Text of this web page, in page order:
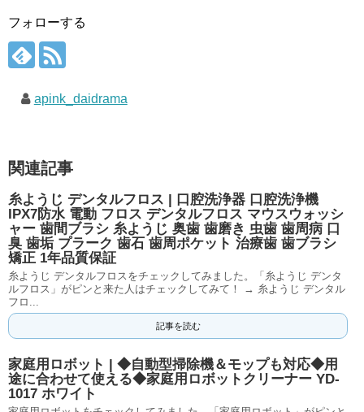
フォローする
apink_daidrama
関連記事
糸ようじ デンタルフロス | 口腔洗浄器 口腔洗浄機
IPX7防水 電動 フロス デンタルフロス マウスウォッシ
ャー 歯間ブラシ 糸ようじ 奥歯 歯磨き 虫歯 歯周病 口
臭 歯垢 プラーク 歯石 歯周ポケット 治療歯 歯ブラシ
矯正 1年品質保証
糸ようじ デンタルフロスをチェックしてみました。「糸ようじ デンタ
ルフロス」がピンと来た人はチェックしてみて！ → 糸ようじ デンタル
フロ...
記事を読む
家庭用ロボット | ◆自動型掃除機＆モップも対応◆用
途に合わせて使える◆家庭用ロボットクリーナー YD-
1017 ホワイト